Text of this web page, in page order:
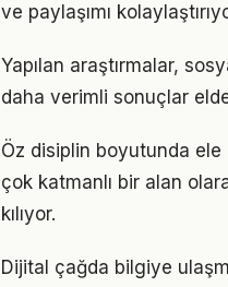
ve paylaşımı
Yapılan araştırmalar,
daha verimli sonuçlar
Öz disiplin boyutunda ele
çok katmanlı bir alan
kılıyor.
Dijital çağda bilgiye